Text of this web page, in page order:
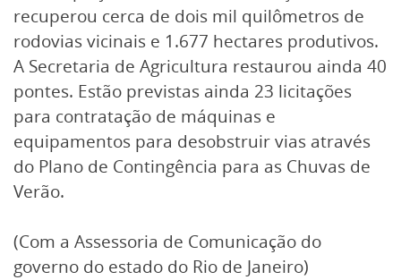
recuperou cerca de dois mil quilômetros de
rodovias vicinais e 1.677 hectares produtivos.
A Secretaria de Agricultura restaurou ainda 40
pontes. Estão previstas ainda 23 licitações
para contratação de máquinas e
equipamentos para desobstruir vias através
do Plano de Contingência para as Chuvas de
Verão.
(Com a Assessoria de Comunicação do
governo do estado do Rio de Janeiro)